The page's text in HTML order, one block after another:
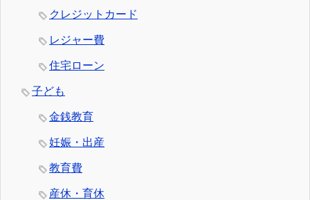
クレジットカード
レジャー費
住宅ローン
子ども
金銭教育
妊娠・出産
教育費
産休・育休